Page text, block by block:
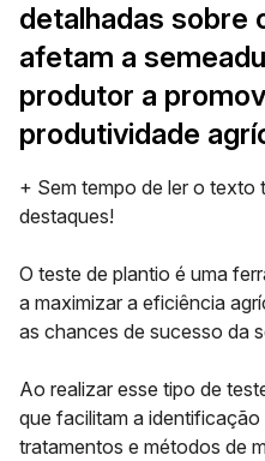
detalhadas sobre
afetam a
produtor a
produtividade
+ Sem tempo de ler o texto
destaques!
O teste de plantio é uma
a maximizar a eficiência
as chances de sucesso da
Ao realizar esse tipo de
que facilitam a
tratamentos e métodos de